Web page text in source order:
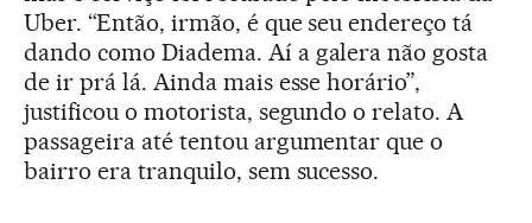
Uber. “Então, irmão, é que seu endereço tá
dando como Diadema. Aí a galera não gosta
de ir prá lá. Ainda mais esse horário”,
justificou o motorista, segundo o relato. A
passageira até tentou argumentar que o
bairro era tranquilo, sem sucesso.